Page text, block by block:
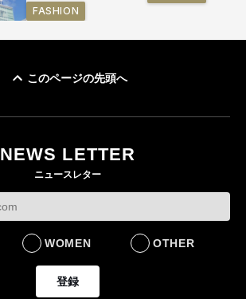
FASHION
このページの先頭へ
NEWS LETTER
ニュースレター
WOMEN OTHER
登録